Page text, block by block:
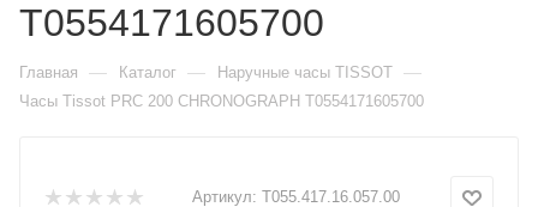
T0554171605700
Главная — Каталог — Наручные часы TISSOT —
Часы Тissot PRC 200 CHRONOGRAPH T0554171605700
Артикул: T055.417.16.057.00